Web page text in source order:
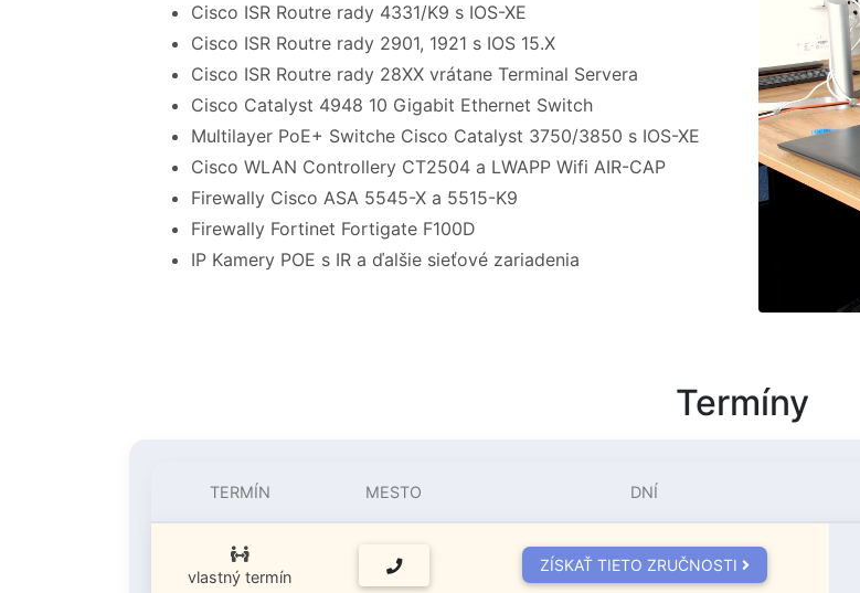
Cisco ISR Routre rady 4331/K9 s IOS-XE
Cisco ISR Routre rady 2901, 1921 s IOS 15.X
Cisco ISR Routre rady 28XX vrátane Terminal Servera
Cisco Catalyst 4948 10 Gigabit Ethernet Switch
Multilayer PoE+ Switche Cisco Catalyst 3750/3850 s IOS-XE
Cisco WLAN Controllery CT2504 a LWAPP Wifi AIR-CAP
Firewally Cisco ASA 5545-X a 5515-K9
Firewally Fortinet Fortigate F100D
IP Kamery POE s IR a ďalšie sieťové zariadenia
Termíny
TERMÍN MESTO DNÍ
vlastný termín
ZÍSKAŤ TIETO ZRUČNOSTI